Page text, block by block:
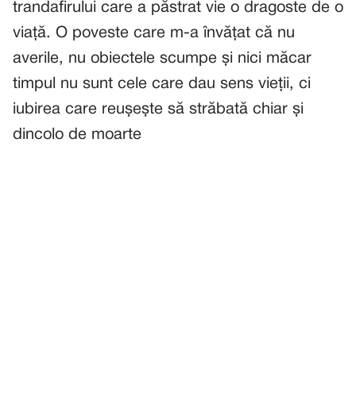
trandafirului care a păstrat vie o dragoste de o
viață. O poveste care m-a învățat că nu
averile, nu obiectele scumpe și nici măcar
timpul nu sunt cele care dau sens vieții, ci
iubirea care reușește să străbată chiar și
dincolo de moarte